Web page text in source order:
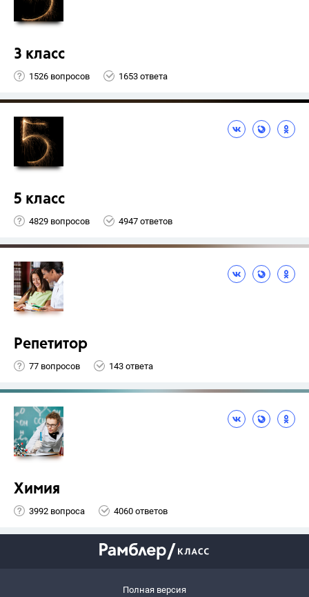
3 класс
1526 вопросов 1653 ответа
5 класс
4829 вопросов 4947 ответов
Репетитор
77 вопросов 143 ответа
Химия
3992 вопроса 4060 ответов
Полная версия